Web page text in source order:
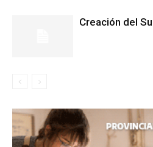
Creación del